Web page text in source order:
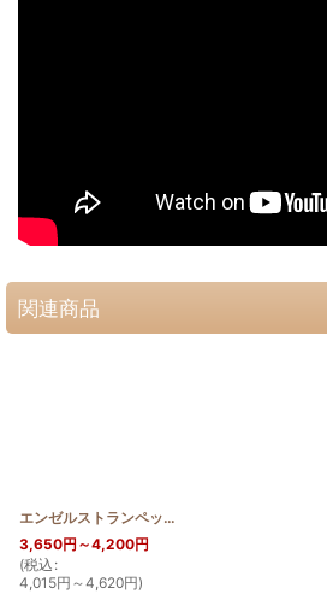
関連商品
エンゼルストランペット
3,650円 ～4,200円
(税込 :
4,015円 ～4,620円)